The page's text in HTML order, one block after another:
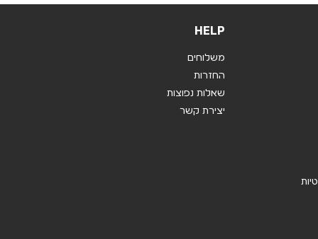
HELP
משלוחים
החזרות
שאלות נפוצות
יצירת קשר